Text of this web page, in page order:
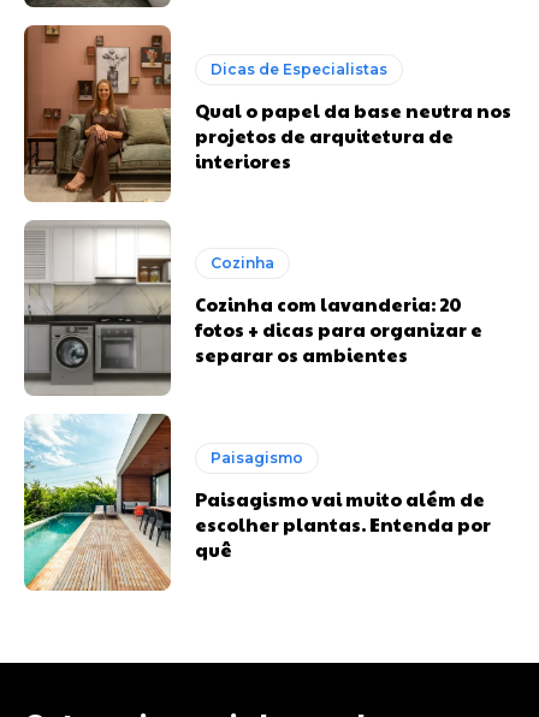
Dicas de Especialistas
Qual o papel da base neutra nos
projetos de arquitetura de
interiores
Cozinha
Cozinha com lavanderia: 20
fotos + dicas para organizar e
separar os ambientes
Paisagismo
Paisagismo vai muito além de
escolher plantas. Entenda por
quê